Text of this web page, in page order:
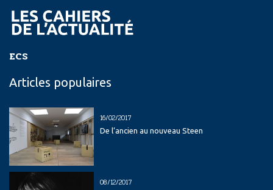
ECS
Articles populaires
16/02/2017
De l’ancien au nouveau Steen
08/12/2017